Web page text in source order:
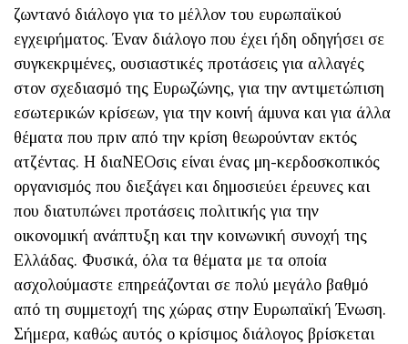
ζωντανό διάλογο για το μέλλον του ευρωπαϊκού
εγχειρήματος. Έναν διάλογο που έχει ήδη οδηγήσει σε
συγκεκριμένες, ουσιαστικές προτάσεις για αλλαγές
στον σχεδιασμό της Eυρωζώνης, για την αντιμετώπιση
εσωτερικών κρίσεων, για την κοινή άμυνα και για άλλα
θέματα που πριν από την κρίση θεωρούνταν εκτός
ατζέντας. Η διαΝΕΟσις είναι ένας μη-κερδοσκοπικός
οργανισμός που διεξάγει και δημοσιεύει έρευνες και
που διατυπώνει προτάσεις πολιτικής για την
οικονομική ανάπτυξη και την κοινωνική συνοχή της
Ελλάδας. Φυσικά, όλα τα θέματα με τα οποία
ασχολούμαστε επηρεάζονται σε πολύ μεγάλο βαθμό
από τη συμμετοχή της χώρας στην Ευρωπαϊκή Ένωση.
Σήμερα, καθώς αυτός ο κρίσιμος διάλογος βρίσκεται